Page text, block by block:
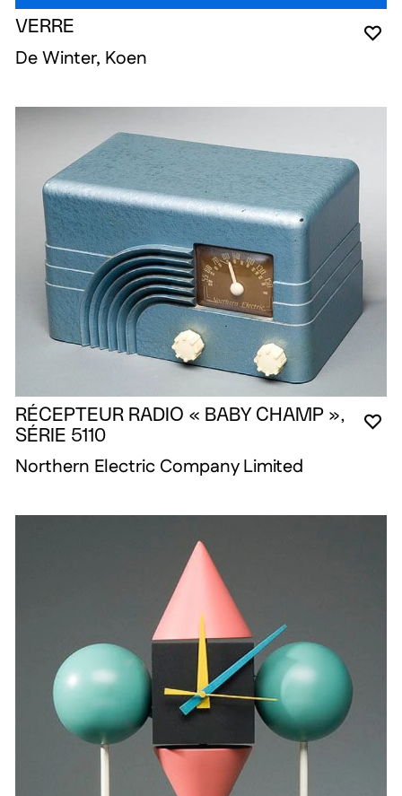
VERRE
De Winter, Koen
RÉCEPTEUR RADIO « BABY CHAMP »,
SÉRIE 5110
Northern Electric Company Limited